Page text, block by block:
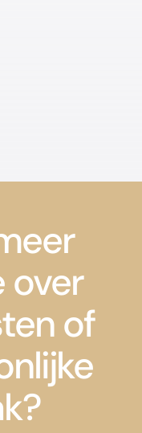
over
of